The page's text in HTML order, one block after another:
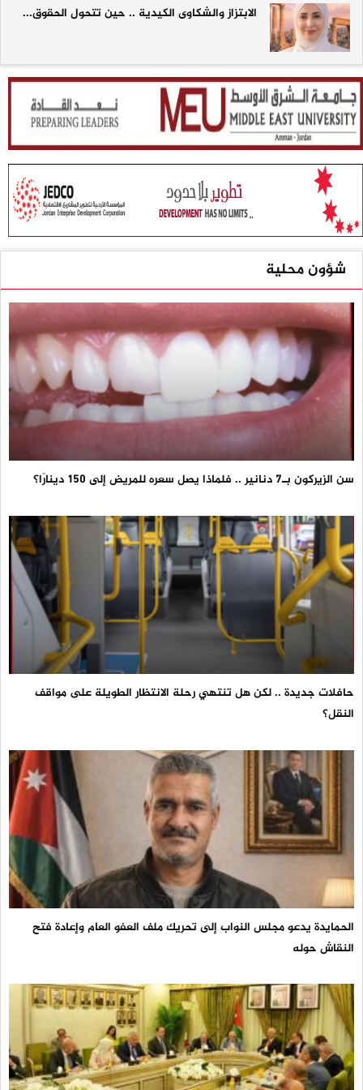
الابتزاز والشكاوى الكيدية .. حين تتحول الحقوق...
شؤون محلية
سن الزيركون بـ7 دنانير .. فلماذا يصل سعره للمريض إلى 150 دينارًا؟
حافلات جديدة .. لكن هل تنتهي رحلة الانتظار الطويلة على مواقف
النقل؟
الحمايدة يدعو مجلس النواب إلى تحريك ملف العفو العام وإعادة فتح
النقاش حوله